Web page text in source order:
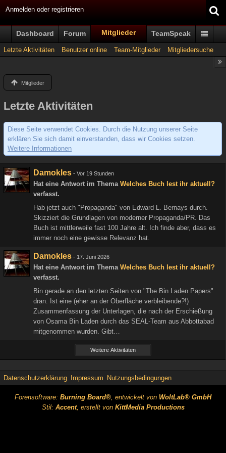
Anmelden oder registrieren
Dashboard Forum Mitglieder TeamSpeak
Letzte Aktivitäten Benutzer online Team-Mitglieder Mitgliedersuche
Mitglieder
Letzte Aktivitäten
Diese Seite verwendet Cookies. Durch die Nutzung unserer Seite
erklären Sie sich damit einverstanden, dass wir Cookies setzen.
Weitere Informationen
Damokles - Vor 19 Stunden
Hat eine Antwort im Thema Welches Buch lest ihr aktuell?
verfasst.
Hab jetzt auch "Propaganda" von Edward L. Bernays durch.
Skizziert die Grundlagen von moderner Propaganda/PR. Das
Buch ist mittlerweile fast 100 Jahre alt. Ich finde aber, dass es
immer noch eine gewisse Relevanz hat.
Damokles - 17. Juni 2026
Hat eine Antwort im Thema Welches Buch lest ihr aktuell?
verfasst.
Bin gerade an den letzten Seiten von "The Bin Laden Papers"
dran. Ist eine (eher an der Oberfläche verbleibende?!)
Zusammenfassung der Unterlagen, die nach der Erschießung
von Osama Bin Laden durch das SEAL-Team aus Abbottabad
mitgenommen wurden. Gibt…
Weitere Aktivitäten
Datenschutzerklärung Impressum Nutzungsbedingungen
Forensoftware: Burning Board®, entwickelt von WoltLab® GmbH
Stil: Accent, erstellt von KittMedia Productions